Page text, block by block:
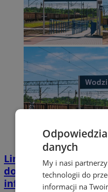
Linia 158 ma
do 2027 roku. Jest
infrastruktury
danych
My i nasi
technologii do
informacji na